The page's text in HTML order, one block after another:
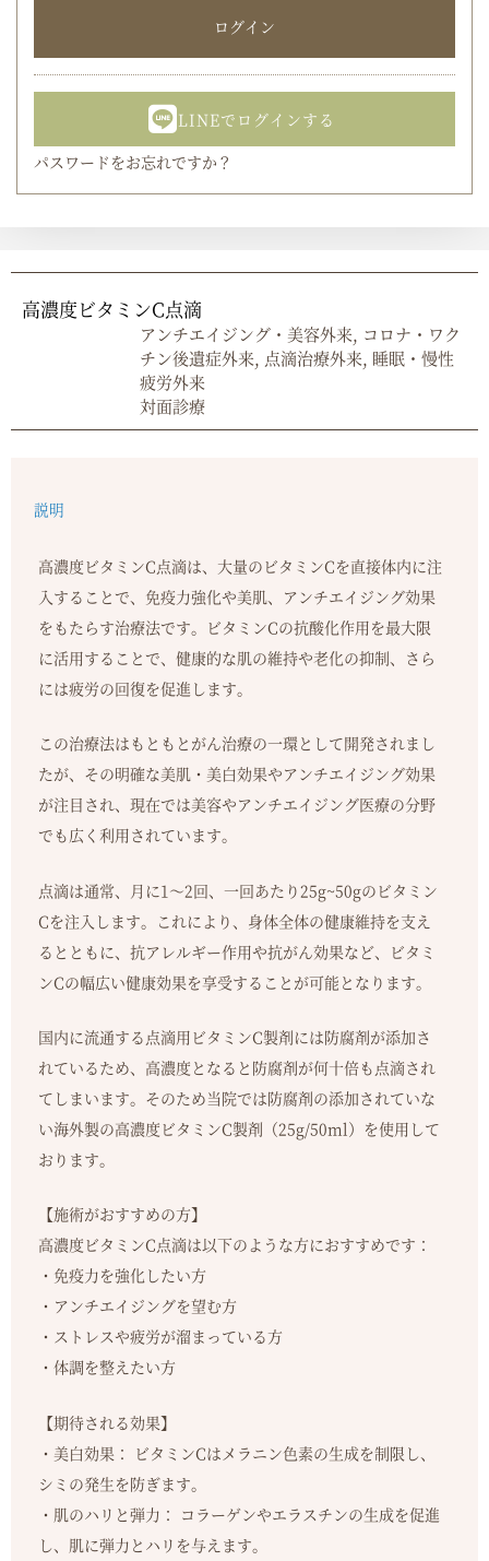
ログイン
LINEでログインする
パスワードをお忘れですか？
高濃度ビタミンC点滴
アンチエイジング・美容外来, コロナ・ワク
チン後遺症外来, 点滴治療外来, 睡眠・慢性
疲労外来
対面診療
説明
高濃度ビタミンC点滴は、大量のビタミンCを直接体内に注
入することで、免疫力強化や美肌、アンチエイジング効果
をもたらす治療法です。ビタミンCの抗酸化作用を最大限
に活用することで、健康的な肌の維持や老化の抑制、さら
には疲労の回復を促進します。
この治療法はもともとがん治療の一環として開発されまし
たが、その明確な美肌・美白効果やアンチエイジング効果
が注目され、現在では美容やアンチエイジング医療の分野
でも広く利用されています。
点滴は通常、月に1～2回、一回あたり25g~50gのビタミン
Cを注入します。これにより、身体全体の健康維持を支え
るとともに、抗アレルギー作用や抗がん効果など、ビタミ
ンCの幅広い健康効果を享受することが可能となります。
国内に流通する点滴用ビタミンC製剤には防腐剤が添加さ
れているため、高濃度となると防腐剤が何十倍も点滴され
てしまいます。そのため当院では防腐剤の添加されていな
い海外製の高濃度ビタミンC製剤（25g/50ml）を使用して
おります。
【施術がおすすめの方】
高濃度ビタミンC点滴は以下のような方におすすめです：
・免疫力を強化したい方
・アンチエイジングを望む方
・ストレスや疲労が溜まっている方
・体調を整えたい方
【期待される効果】
・美白効果： ビタミンCはメラニン色素の生成を制限し、
シミの発生を防ぎます。
・肌のハリと弾力： コラーゲンやエラスチンの生成を促進
し、肌に弾力とハリを与えます。